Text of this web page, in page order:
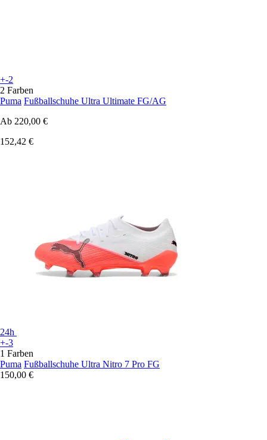
+-2
2 Farben
Puma Fußballschuhe Ultra Ultimate FG/AG
Ab 220,00 €
152,42 €
24h
+-3
1 Farben
Puma Fußballschuhe Ultra Nitro 7 Pro FG
150,00 €